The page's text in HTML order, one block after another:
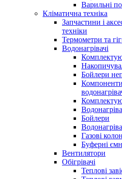
Варильні
Кліматична техніка
Запчастини і
техніки
Термометри та
Водонагрівачі
Бойлери
Бойлери
Газові
Буферні
Вентилятори
Обігрівачі
Теплові